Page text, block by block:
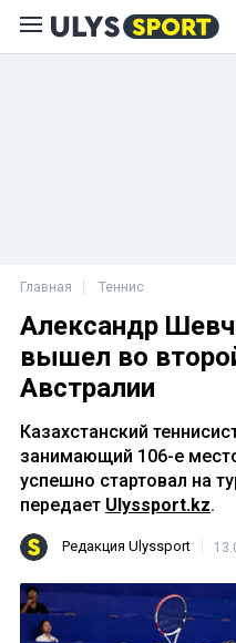
Главная Теннис
Александр
вышел во
Австралии
Казахстанский
занимающий 106-е
успешно стартовал на
передает Ulyssport.kz.
Редакция Ulyssport